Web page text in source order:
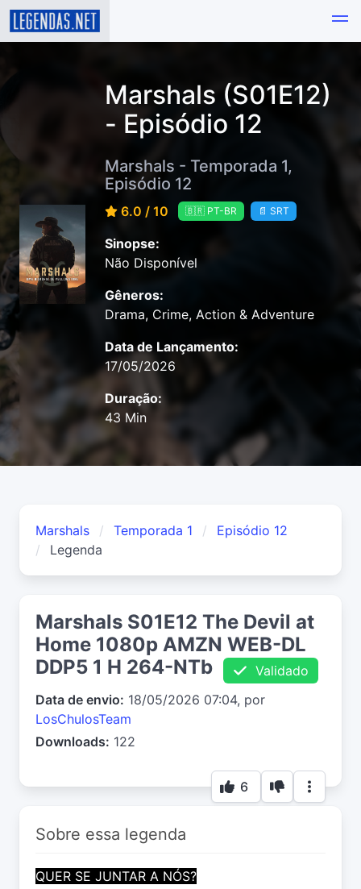
Marshals (S01E12)
- Episódio 12
Marshals - Temporada 1,
Episódio 12
6.0 / 10 🇧🇷 PT-BR 📄 SRT
Sinopse:
Não Disponível
Gêneros:
Drama, Crime, Action & Adventure
Data de Lançamento:
17/05/2026
Duração:
43 Min
Marshals Temporada 1
Episódio 12
Legenda
Marshals S01E12 The Devil at
Home 1080p AMZN WEB-DL
DDP5 1 H 264-NTb
Validado
Data de envio: 18/05/2026 07:04, por
LosChulosTeam
Downloads: 122
6
Sobre essa legenda
QUER SE JUNTAR A NÓS?